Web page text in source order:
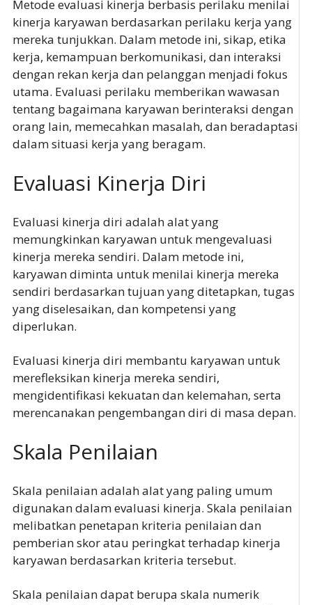
Metode evaluasi kinerja berbasis perilaku menilai
kinerja karyawan berdasarkan perilaku kerja yang
mereka tunjukkan. Dalam metode ini, sikap, etika
kerja, kemampuan berkomunikasi, dan interaksi
dengan rekan kerja dan pelanggan menjadi fokus
utama. Evaluasi perilaku memberikan wawasan
tentang bagaimana karyawan berinteraksi dengan
orang lain, memecahkan masalah, dan beradaptasi
dalam situasi kerja yang beragam.
Evaluasi Kinerja Diri
Evaluasi kinerja diri adalah alat yang
memungkinkan karyawan untuk mengevaluasi
kinerja mereka sendiri. Dalam metode ini,
karyawan diminta untuk menilai kinerja mereka
sendiri berdasarkan tujuan yang ditetapkan, tugas
yang diselesaikan, dan kompetensi yang
diperlukan.
Evaluasi kinerja diri membantu karyawan untuk
merefleksikan kinerja mereka sendiri,
mengidentifikasi kekuatan dan kelemahan, serta
merencanakan pengembangan diri di masa depan.
Skala Penilaian
Skala penilaian adalah alat yang paling umum
digunakan dalam evaluasi kinerja. Skala penilaian
melibatkan penetapan kriteria penilaian dan
pemberian skor atau peringkat terhadap kinerja
karyawan berdasarkan kriteria tersebut.
Skala penilaian dapat berupa skala numerik